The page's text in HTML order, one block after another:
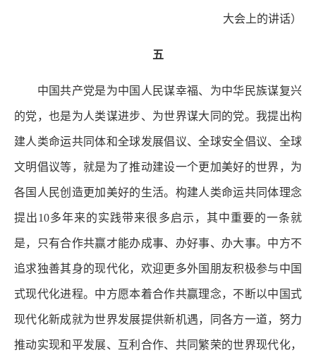
大会上的讲话）
五
中国共产党是为中国人民谋幸福、为中华民族谋复兴
的党，也是为人类谋进步、为世界谋大同的党。我提出构
建人类命运共同体和全球发展倡议、全球安全倡议、全球
文明倡议等，就是为了推动建设一个更加美好的世界，为
各国人民创造更加美好的生活。构建人类命运共同体理念
提出10多年来的实践带来很多启示，其中重要的一条就
是，只有合作共赢才能办成事、办好事、办大事。中方不
追求独善其身的现代化，欢迎更多外国朋友积极参与中国
式现代化进程。中方愿本着合作共赢理念，不断以中国式
现代化新成就为世界发展提供新机遇，同各方一道，努力
推动实现和平发展、互利合作、共同繁荣的世界现代化，